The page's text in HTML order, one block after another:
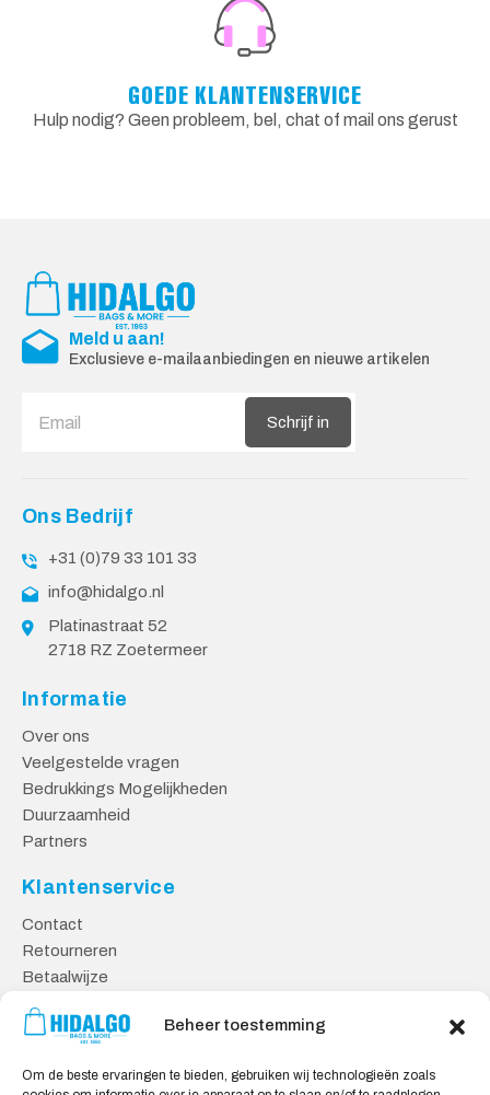
Beheer toestemming
Om de beste ervaringen te bieden, gebruiken wij technologieën zoals
GOEDE KLANTENSERVICE
Hulp nodig? Geen probleem, bel, chat of mail ons gerust
Meld u aan!
Exclusieve e-mailaanbiedingen en nieuwe artikelen
Schrijf in
Ons Bedrijf
+31 (0)79 33 101 33
info@hidalgo.nl
Platinastraat 52
2718 RZ Zoetermeer
Informatie
Over ons
Veelgestelde vragen
Bedrukkings Mogelijkheden
Duurzaamheid
Partners
Klantenservice
Contact
Retourneren
Betaalwijze
Veilig Shoppen
Algemene Voorwaarden